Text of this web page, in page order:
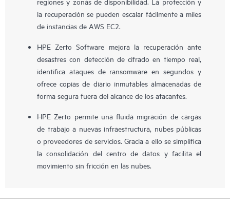
la recuperación se pueden escalar fácilmente a miles
de instancias de AWS EC2.
HPE Zerto Software mejora la recuperación ante
desastres con detección de cifrado en tiempo real,
identifica ataques de ransomware en segundos y
ofrece copias de diario inmutables almacenadas de
forma segura fuera del alcance de los atacantes.
HPE Zerto permite una fluida migración de cargas
de trabajo a nuevas infraestructura, nubes públicas
o proveedores de servicios. Gracia a ello se simplifica
la consolidación del centro de datos y facilita el
movimiento sin fricción en las nubes.